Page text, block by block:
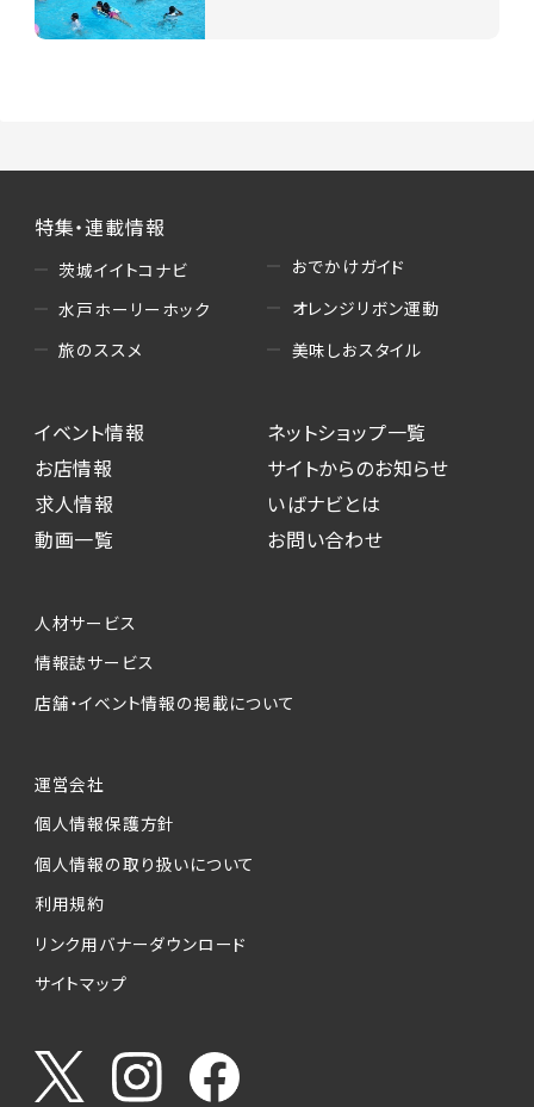
特集・連載情報
茨城イイトコナビ
水戸ホーリーホック
旅のススメ
おでかけガイド
オレンジリボン運動
美味しおスタイル
イベント情報
お店情報
求人情報
動画一覧
ネットショップ一覧
サイトからのお知らせ
いばナビとは
お問い合わせ
人材サービス
情報誌サービス
店舗・イベント情報の掲載について
運営会社
個人情報保護方針
個人情報の取り扱いについて
利用規約
リンク用バナーダウンロード
サイトマップ